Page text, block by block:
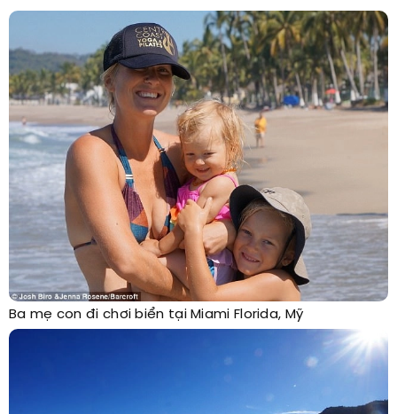
Ba mẹ con đi chơi biển tại Miami Florida, Mỹ